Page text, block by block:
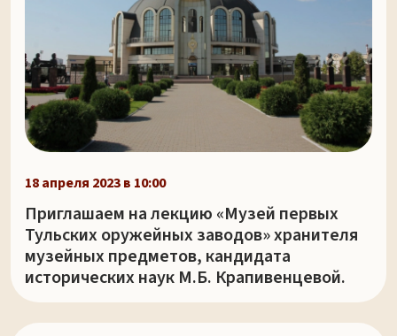
18 апреля 2023 в 10:00
Приглашаем на лекцию «Музей первых
Тульских оружейных заводов» хранителя
музейных предметов, кандидата
исторических наук М.Б. Крапивенцевой.